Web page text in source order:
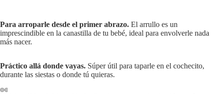
Para arroparle desde el primer abrazo. El arrullo es un
imprescindible en la canastilla de tu bebé, ideal para envolverle nada
más nacer.
Práctico allá donde vayas. Súper útil para taparle en el cochecito,
durante las siestas o donde tú quieras.